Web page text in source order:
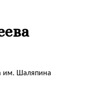
им. Шаляпина